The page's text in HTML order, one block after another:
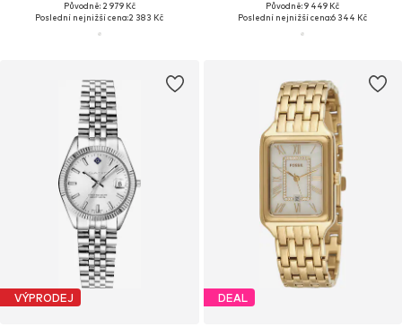
Původně: 2 979 Kč
Poslední nejnižší cena:2 383 Kč
Původně: 9 449 Kč
Poslední nejnižší cena:6 344 Kč
VÝPRODEJ DEAL